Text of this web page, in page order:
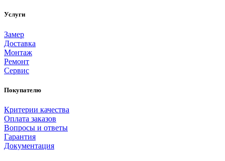
Услуги
Замер
Доставка
Монтаж
Ремонт
Сервис
Покупателю
Критерии качества
Оплата заказов
Вопросы и ответы
Гарантия
Документация